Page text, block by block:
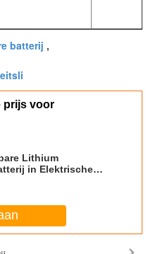
batterij ,
prijs voor
Lithium
in Elektrische